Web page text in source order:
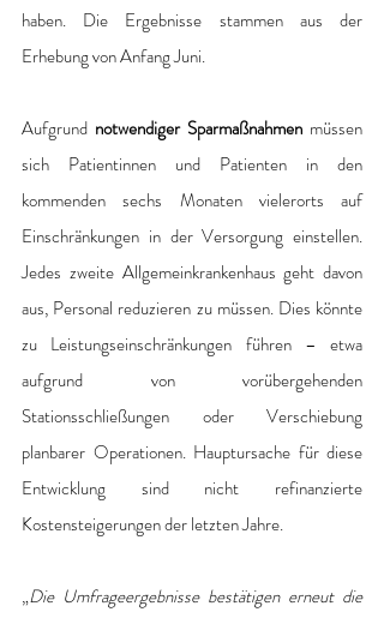
haben. Die Ergebnisse stammen aus der
Erhebung von Anfang Juni.
Aufgrund notwendiger Sparmaßnahmen müssen
sich Patientinnen und Patienten in den
kommenden sechs Monaten vielerorts auf
Einschränkungen in der Versorgung einstellen.
Jedes zweite Allgemeinkrankenhaus geht davon
aus, Personal reduzieren zu müssen. Dies könnte
zu Leistungseinschränkungen führen – etwa
aufgrund von vorübergehenden
Stationsschließungen oder Verschiebung
planbarer Operationen. Hauptursache für diese
Entwicklung sind nicht refinanzierte
Kostensteigerungen der letzten Jahre.
„Die Umfrageergebnisse bestätigen erneut die